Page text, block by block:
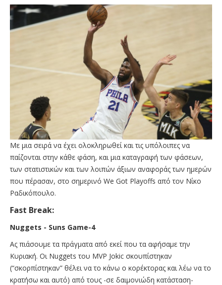
Με μια σειρά να έχει ολοκληρωθεί και τις υπόλοιπες να
παίζονται στην κάθε φάση, και μια καταγραφή των φάσεων,
των στατιστικών και των λοιπών άξιων αναφοράς των ημερών
που πέρασαν, στο σημερινό We Got Playoffs από τον Νίκο
Ραδικόπουλο.
Fast Break:
Nuggets - Suns Game-4
Ας πιάσουμε τα πράγματα από εκεί που τα αφήσαμε την
Κυριακή. Οι Nuggets του MVP Jokic σκουπίστηκαν
(“σκορπίστηκαν” θέλει να το κάνω ο κορέκτορας και λέω να το
κρατήσω και αυτό) από τους -σε δαιμονιώδη κατάσταση-